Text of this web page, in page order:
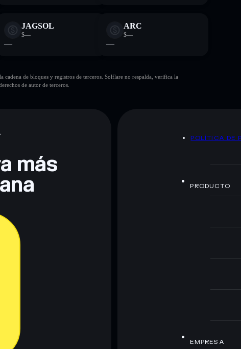
JAGSOL
$—
—
ARC
$—
—
cadena de bloques y registros de terceros. Solflare no respalda, verifica la
de autor de terceros.
más
POLÍTICA DE
PRODUCTO
EMPRESA